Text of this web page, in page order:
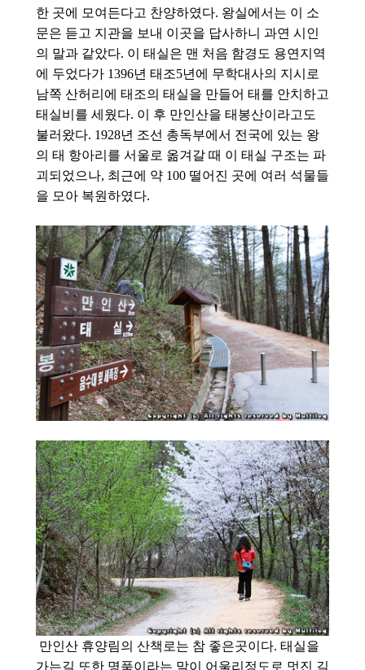
한 곳에 모여든다고 찬양하였다. 왕실에서는 이 소
문은 듣고 지관을 보내 이곳을 답사하니 과연 시인
의 말과 같았다. 이 태실은 맨 처음 함경도 용연지역
에 두었다가 1396년 태조5년에 무학대사의 지시로
남쪽 산허리에 태조의 태실을 만들어 태를 안치하고
태실비를 세웠다. 이 후 만인산을 태봉산이라고도
불러왔다. 1928년 조선 총독부에서 전국에 있는 왕
의 태 항아리를 서울로 옮겨갈 때 이 태실 구조는 파
괴되었으나, 최근에 약 100 떨어진 곳에 여러 석물들
을 모아 복원하였다.
만인산 휴양림의 산책로는 참 좋은곳이다. 태실을
가는길 또한 명품이라는 말이 어울리정도로 멋진 길